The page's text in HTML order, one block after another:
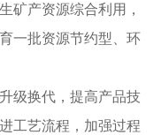
矿产资源综合利用，
一批资源节约型、环
换代，提高产品技
工艺流程，加强过程